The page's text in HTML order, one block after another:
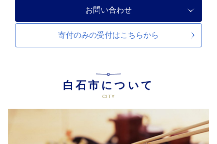
お問い合わせ
寄付のみの受付はこちらから
白石市について